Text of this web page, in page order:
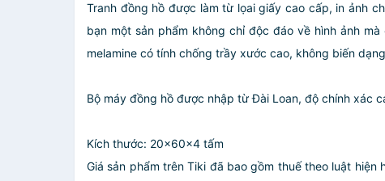
Tranh đồng hồ được làm từ lọai giấy cao cấp, in ảnh
bạn một sản phẩm không chỉ độc đáo về hình ảnh
melamine có tính chống trầy xước cao, không biến
Bộ máy đồng hồ được nhập từ Đài Loan, độ chính xác
Kích thước: 20x60x4 tấm
Giá sản phẩm trên Tiki đã bao gồm thuế theo luật